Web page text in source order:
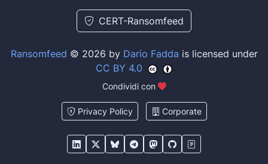
CERT-Ransomfeed
Ransomfeed © 2026 by Dario Fadda is licensed under
CC BY 4.0
Condividi con
Privacy Policy Corporate